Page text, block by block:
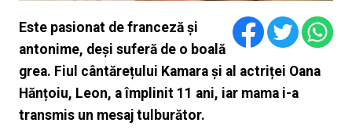
Este pasionat de franceză și
antonime, deși suferă de o boală
grea. Fiul cântărețului Kamara și al actriței Oana
Hănțoiu, Leon, a împlinit 11 ani, iar mama i-a
transmis un mesaj tulburător.